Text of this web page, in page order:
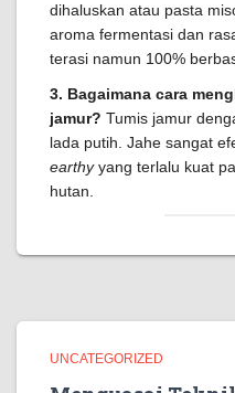
dihaluskan atau pasta
aroma fermentasi dan
terasi namun 100%
3. Bagaimana cara
jamur? Tumis jamur
lada putih. Jahe sangat
earthyyang terlalu kuat
hutan.
UNCATEGORIZED